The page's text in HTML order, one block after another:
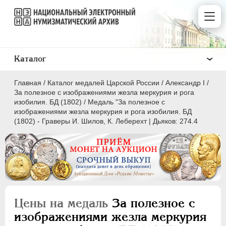
Главная / Каталог медалей Царской России / Александр I /
За полезное с изображениями жезла меркурия и рога
изобилия. БД (1802) / Медаль "За полезное с
изображениями жезла меркурия и рога изобилия. БД
(1802) - Граверы И. Шилов, К. Леберехт | Дьяков: 274.4
Цены на медаль За полезное с
изображениями жезла меркурия
Каталог
ВСЕ
ПEТР I 1699-1725
ЕКАТЕРИНА I 1725-1727
АННА ИОАННОВНА 1730-1740
ИОАНН АНТОНОВИЧ 1740-1741